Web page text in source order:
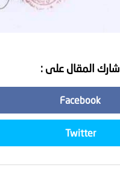
شارك المقال على :
Facebook
Twitter